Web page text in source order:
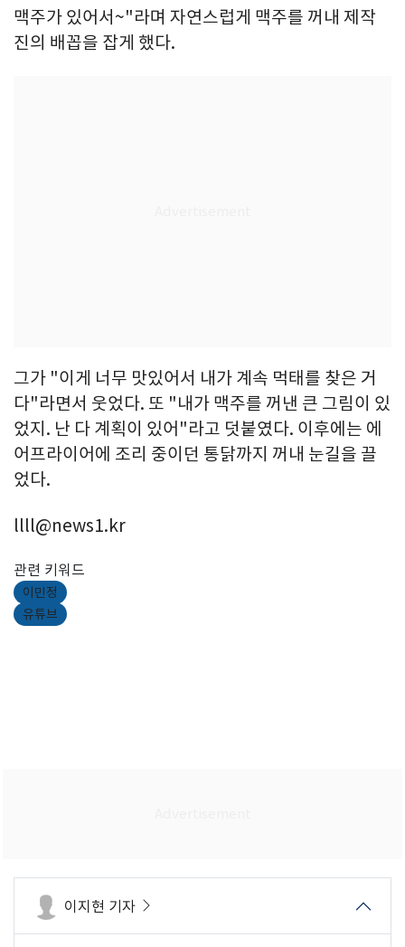
맥주가 있어서~"라며 자연스럽게 맥주를 꺼내 제작
진의 배꼽을 잡게 했다.
그가 "이게 너무 맛있어서 내가 계속 먹태를 찾은 거
다"라면서 웃었다. 또 "내가 맥주를 꺼낸 큰 그림이 있
었지. 난 다 계획이 있어"라고 덧붙였다. 이후에는 에
어프라이어에 조리 중이던 통닭까지 꺼내 눈길을 끌
었다.
llll@news1.kr
관련 키워드
이민정
유튜브
이지현 기자